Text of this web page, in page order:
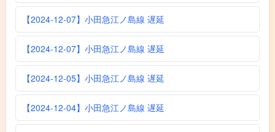
【2024-12-07】小田急江ノ島線 遅延
【2024-12-07】小田急江ノ島線 遅延
【2024-12-05】小田急江ノ島線 遅延
【2024-12-04】小田急江ノ島線 遅延